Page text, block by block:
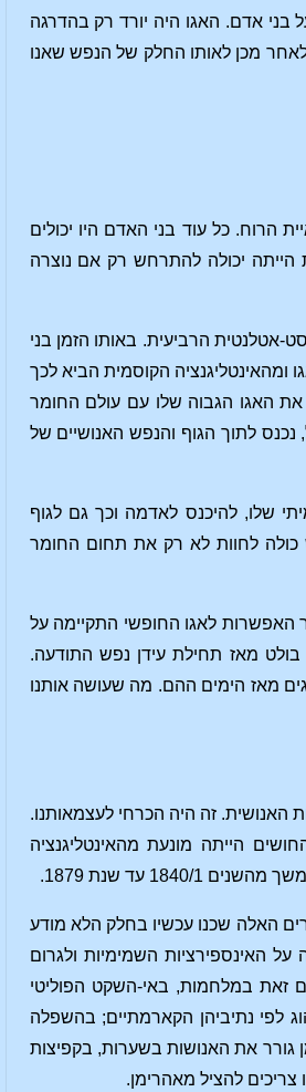
בני אדם. האגו היה יורד רק בהדרגה
מכן לאותו החלק של הנפש שאנו
הרוח. כל עוד בני האדם היו יכולים
הייתה יכולה להתרחש רק אם נוצרה
אטלנטית הרביעית. באותו הזמן בני
הקוסמית הביא לכך
האגו הגבוה שלו עם עולם החומר
לתוך הגוף והנפש האנושיים של
שלו, להיכנס לאדמה וכך גם לגוף
כולה לחוות לא רק את תחום החומר
האפשרות לאגו החופשי התקיימה על
בולט מאז תחילת עידן נפש התודעה.
מאז הימים ההם. מה שעושה אותנו
זה היה הכרחי לעצמאותנו.
הייתה מונעת מהאינטליגנציה
עד שנת 1879.
האלה שכנו עכשיו בחלק הלא מודע
האינספירציות השמימיות ולגרום
זאת במלחמות, באי-השקט הפוליטי
לפי נתיביהן הקארמתיים; בהשפלה
גורר את האנושות בשערות, בקפיצות
צריכים להציל מאהרימן.